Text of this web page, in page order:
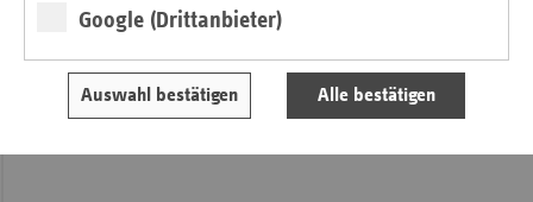
Google (Drittanbieter)
Auswahl bestätigen Alle bestätigen
von Michaela Gottfried